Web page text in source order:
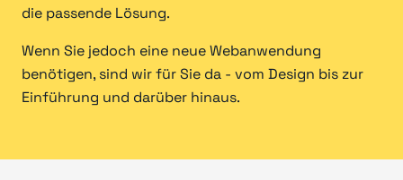
die passende Lösung.
Wenn Sie jedoch eine neue Webanwendung
benötigen, sind wir für Sie da - vom Design bis zur
Einführung und darüber hinaus.